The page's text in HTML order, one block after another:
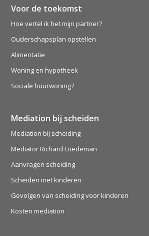
Voor de toekomst
Hoe vertel ik het mijn partner?
Ouderschapsplan opstellen
Alimentatie
Woning en hypotheek
Sociale huurwoning?
Mediation bij scheiden
Mediation bij scheiding
Mediator Richard Loedeman
Aanvragen scheiding
Scheiden met kinderen
Gevolgen van scheiding voor kinderen
Kosten mediation